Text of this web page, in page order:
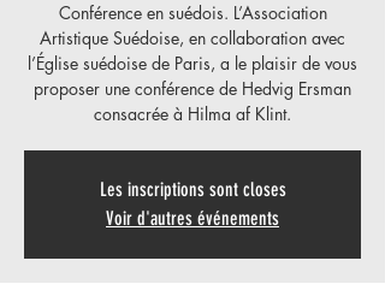
Conférence en suédois. L’Association
Artistique Suédoise, en collaboration avec
l’Église suédoise de Paris, a le plaisir de vous
proposer une conférence de Hedvig Ersman
consacrée à Hilma af Klint.
Les inscriptions sont closes
Voir d'autres événements